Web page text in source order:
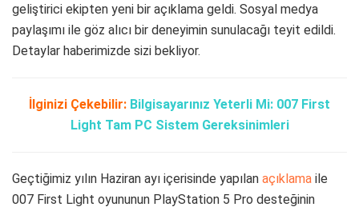
geliştirici ekipten yeni bir açıklama geldi. Sosyal medya
paylaşımı ile göz alıcı bir deneyimin sunulacağı teyit edildi.
Detaylar haberimizde sizi bekliyor.
İlginizi Çekebilir: Bilgisayarınız Yeterli Mi: 007 First
Light Tam PC Sistem Gereksinimleri
Geçtiğimiz yılın Haziran ayı içerisinde yapılan açıklama ile
007 First Light oyununun PlayStation 5 Pro desteğinin